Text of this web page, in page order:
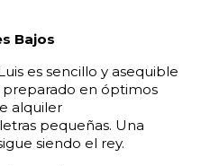
Bajos
es sencillo y asequible
preparado en óptimos
alquiler
pequeñas. Una
siendo el rey.